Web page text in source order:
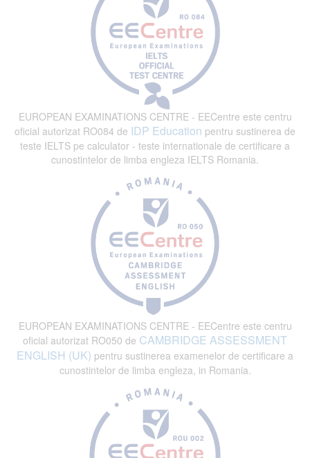
EUROPEAN EXAMINATIONS CENTRE - EECentre este centru
oficial autorizat RO084 de IDP Education pentru sustinerea de
teste IELTS pe calculator - teste internationale de certificare a
cunostintelor de limba engleza IELTS Romania.
EUROPEAN EXAMINATIONS CENTRE - EECentre este centru
oficial autorizat RO050 de CAMBRIDGE ASSESSMENT
ENGLISH (UK) pentru sustinerea examenelor de certificare a
cunostintelor de limba engleza, in Romania.